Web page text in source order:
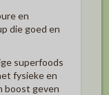
en
die goed en
superfoods
fysieke en
boost geven